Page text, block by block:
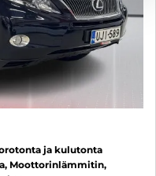
ja kulutonta
Moottorinlämmitin,